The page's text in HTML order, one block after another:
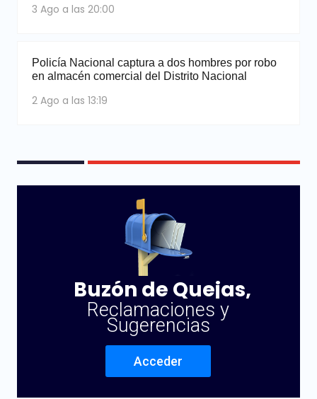
3 Ago a las 20:00
Policía Nacional captura a dos hombres por robo
en almacén comercial del Distrito Nacional
2 Ago a las 13:19
Buzón de Quejas,
Reclamaciones y
Sugerencias
Acceder